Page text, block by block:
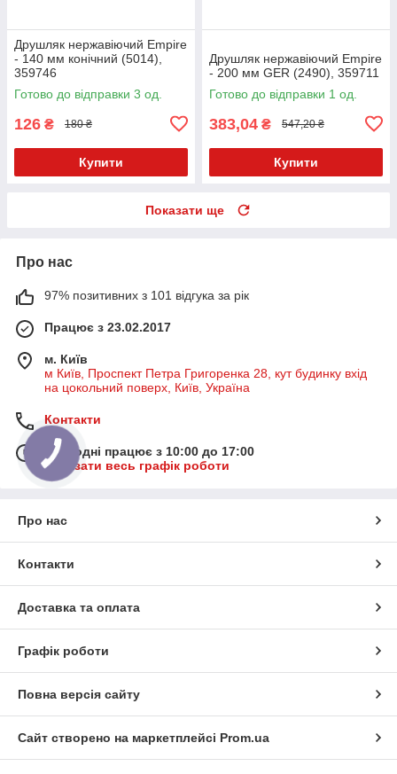
Друшляк нержавіючий Empire
- 140 мм конічний (5014),
359746
Готово до відправки 3 од.
126 ₴ 180 ₴
Купити
Друшляк нержавіючий Empire
- 200 мм GER (2490), 359711
Готово до відправки 1 од.
383,04 ₴ 547,20 ₴
Купити
Показати ще
Про нас
97% позитивних з 101 відгука за рік
Працює з 23.02.2017
м. Київ
м Київ, Проспект Петра Григоренка 28, кут будинку вхід
на цокольний поверх, Київ, Україна
Контакти
Сьогодні працює з 10:00 до 17:00
Показати весь графік роботи
Про нас
Контакти
Доставка та оплата
Графік роботи
Повна версія сайту
Сайт створено на маркетплейсі Prom.ua